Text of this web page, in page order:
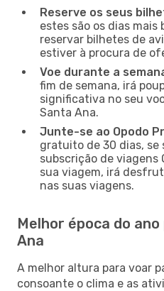
Reserve os seus
estes são os dias
reservar bilhetes de
estiver à procura de
Voe durante a
fim de semana, irá
significativa no seu
Santa Ana.
Junte-se ao Opodo
gratuito de 30 dias, se
subscrição de viagens
sua viagem, irá
nas suas viagens.
Melhor época do
Ana
A melhor altura para voar
consoante o clima e as